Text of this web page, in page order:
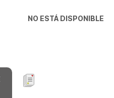
NO ESTÁ DISPONIBLE